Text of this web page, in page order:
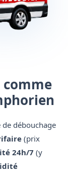
débouchage
(prix
24h/7 (y